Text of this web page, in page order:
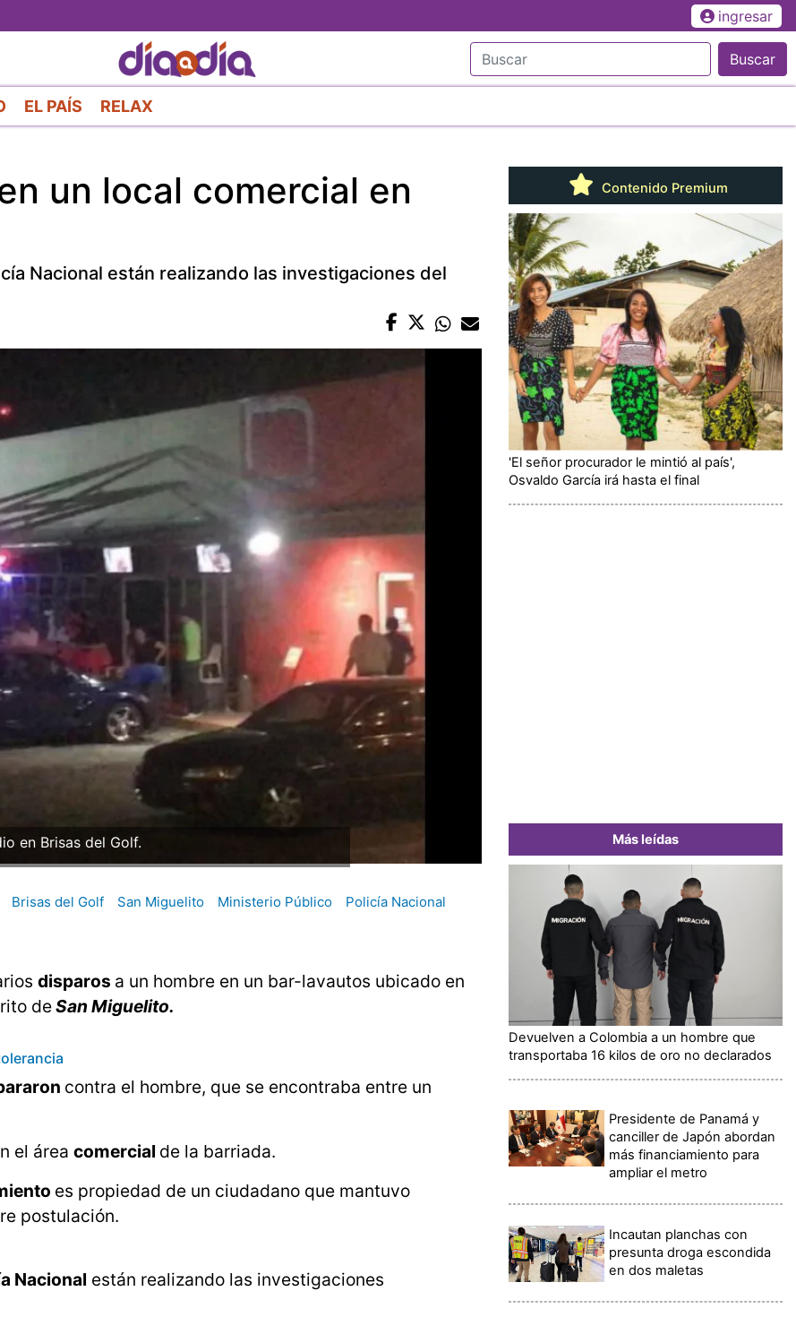
al
contenido
principal
ingresar
Buscar
EL PAÍS RELAX
un local comercial en
Nacional están realizando las investigaciones del
en Brisas del Golf.
Brisas del Golf San Miguelito Ministerio Público Policía Nacional
disparos a un hombre en un bar-lavautos ubicado en
deSan Miguelito.
contra el hombre, que se encontraba entre un
el área comercial de la barriada.
es propiedad de un ciudadano que mantuvo
postulación.
Nacional están realizando las investigaciones
Contenido Premium
'El señor procurador le mintió al país',
Osvaldo García irá hasta el final
Más leídas
Devuelven a Colombia a un hombre que
transportaba 16 kilos de oro no declarados
Presidente de Panamá y
canciller de Japón abordan
más financiamiento para
ampliar el metro
Incautan planchas con
presunta droga escondida
en dos maletas